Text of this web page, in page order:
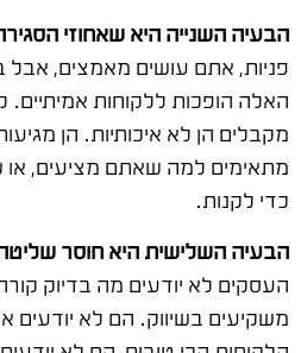
הבעיה השנייה היא שאחוזי
פניות, אתם עושים מאמצים, אבל
האלה הופכות ללקוחות
מקבלים הן לא איכותיות. הן
מתאימים למה שאתם מציעים,
כדי לקנות.
הבעיה השלישית היא חוסר
העסקים לא יודעים מה בדיוק
משקיעים בשיווק. הם לא יודעים